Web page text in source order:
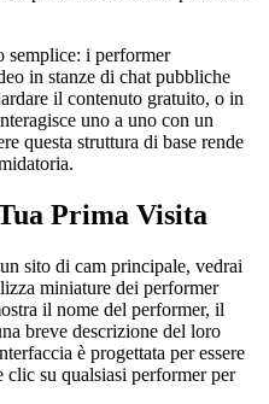
semplice: i performer
in stanze di chat pubbliche
il contenuto gratuito, o in
uno a uno con un
questa struttura di base rende
Prima Visita
sito di cam principale, vedrai
miniature dei performer
il nome del performer, il
breve descrizione del loro
è progettata per essere
su qualsiasi performer per